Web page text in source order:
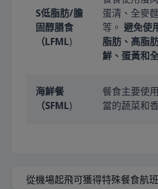
S低脂肪/膽
固醇膳食
（LFML)
蛋清、全麥
等。 避免使
脂肪、高脂
鮮、蛋黃和
海鮮餐
（SFML)
餐食主要使
當的蔬菜和
從機場起飛可獲得特殊餐食航班